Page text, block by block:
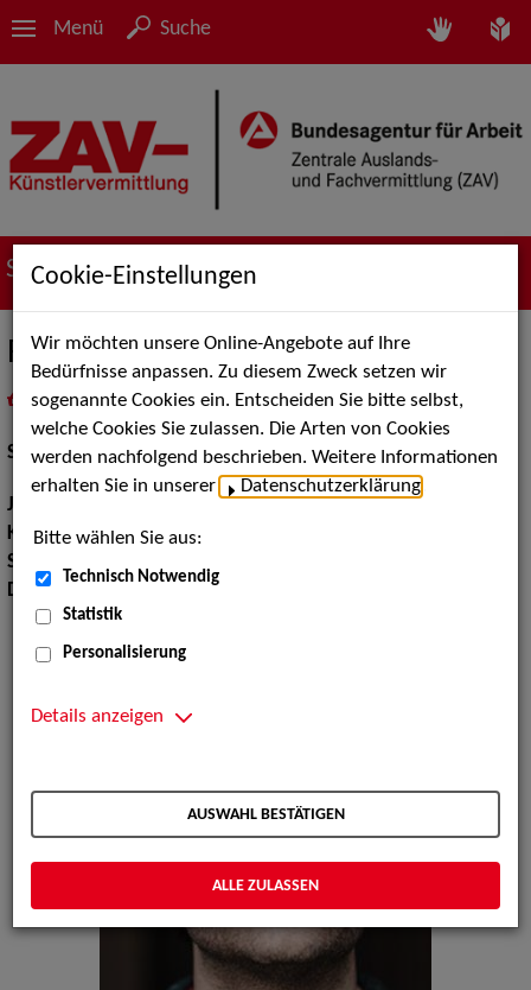
Menü Suche
Suche nach Künstler*innen
Robert Zimmermann
als PDF speichern
inMeine Merklistelegen
Schauspiel:Bühne, Film und TV
Jahrgang:
Körpergröße:170 cm
Sprachen:
Dialekte:
Berlinerisch, Norddeutsch, Ruhrdeutsch, Sächsisch
Cookie-Einstellungen
Wir möchten unsere Online-Angebote auf Ihre
Bedürfnisse anpassen. Zu diesem Zweck setzen wir
sogenannte Cookies ein. Entscheiden Sie bitte selbst,
welche Cookies Sie zulassen. Die Arten von Cookies
werden nachfolgend beschrieben. Weitere Informationen
erhalten Sie in unserer
Datenschutzerklärung
Bitte wählen Sie aus:
Technisch Notwendig
Statistik
Personalisierung
Details anzeigen
AUSWAHL BESTÄTIGEN
ALLE ZULASSEN